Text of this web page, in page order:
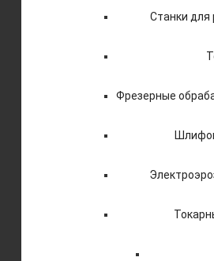
Станки для
Фрезерные